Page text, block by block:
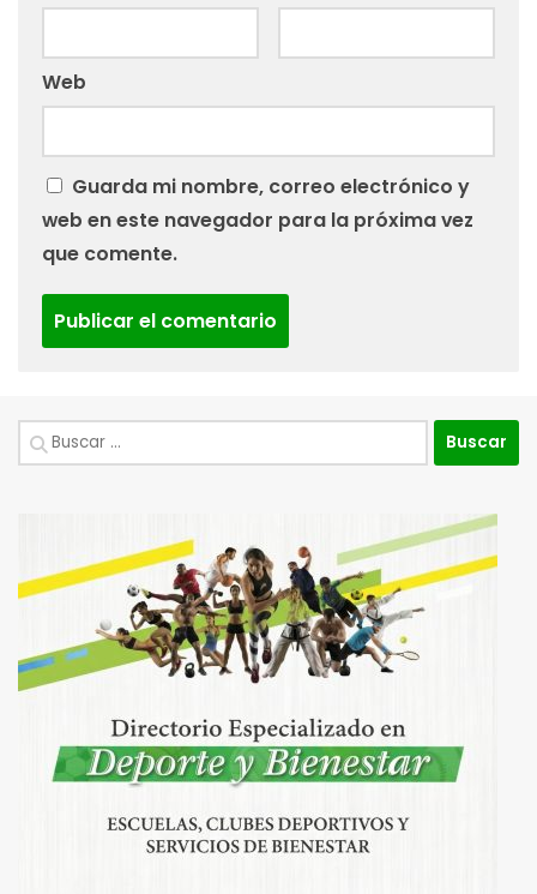
Web
Guarda mi nombre, correo electrónico y
web en este navegador para la próxima vez
que comente.
Buscar: